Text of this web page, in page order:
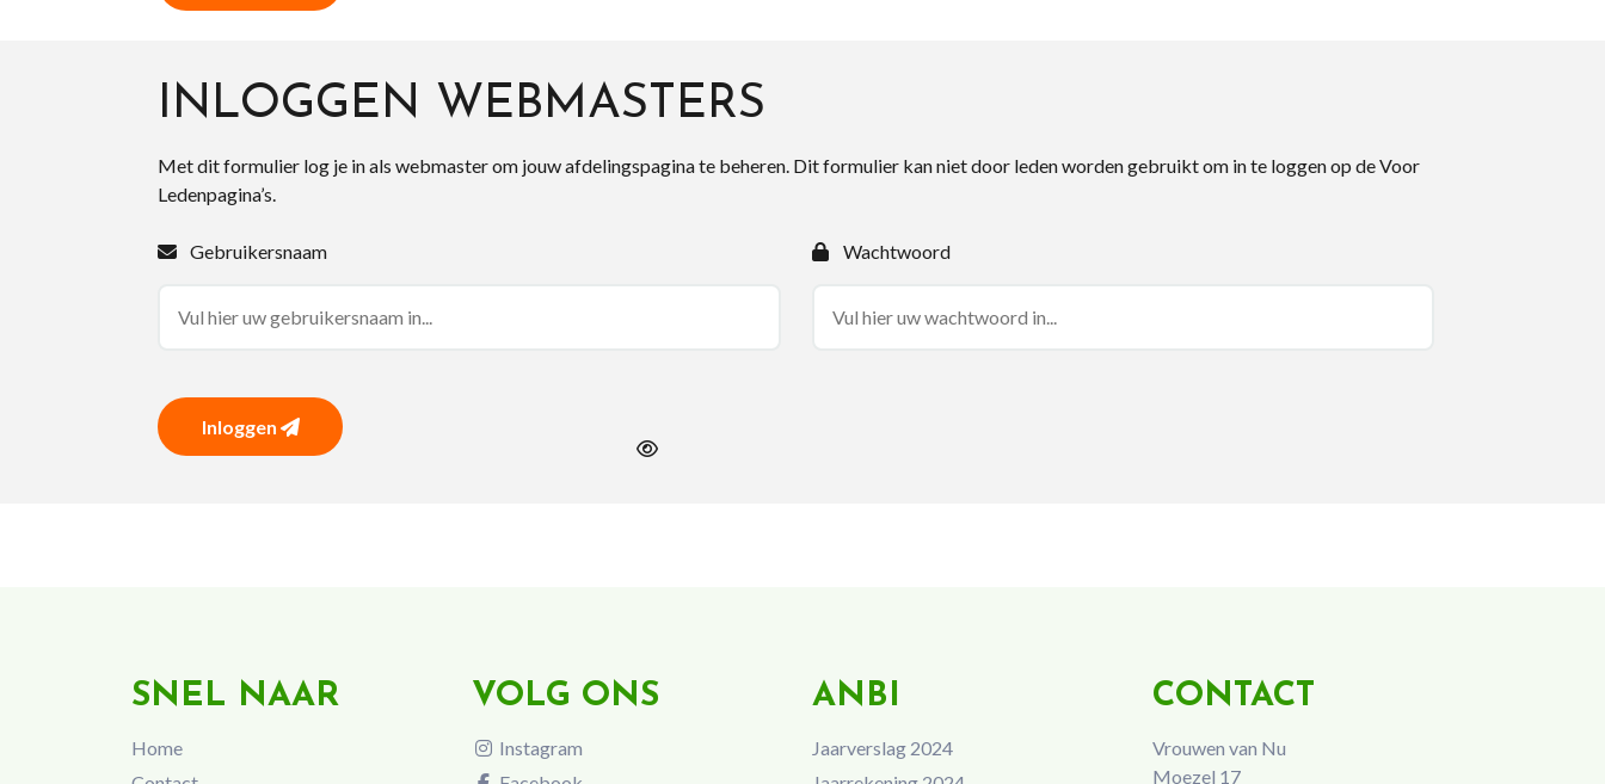
INLOGGEN WEBMASTERS
Met dit formulier log je in als webmaster om jouw afdelingspagina te beheren. Dit formulier kan niet door leden worden gebruikt om in te loggen op de Voor
Ledenpagina’s.
Gebruikersnaam Wachtwoord
Inloggen
SNEL NAAR
Home
VOLG ONS
Instagram
ANBI
Jaarverslag 2024
CONTACT
Vrouwen van Nu
Moezel 17